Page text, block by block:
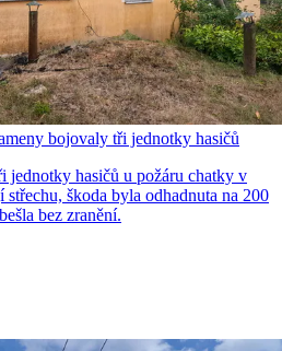
bojovaly tři jednotky hasičů
jednotky hasičů u požáru chatky v
škoda byla odhadnuta na 200
bez zranění.